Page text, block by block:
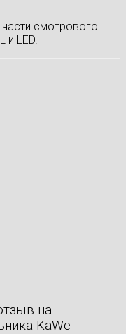
части смотрового
и LED.
на
KaWe